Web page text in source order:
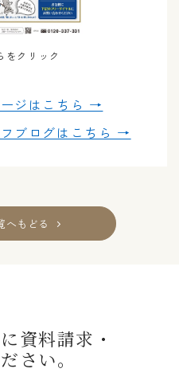
をクリック
ジはこちら →
ブログはこちら →
へもどる
資料請求・
さい。